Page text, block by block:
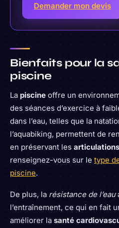
Demander mon devis
Bienfaits pour la
piscine
La piscine offre un
des séances d’exercice à
dans l’eau, telles que la
l’aquabiking, permettent de
en préservant les articulations
renseignez-vous sur le type
piscine.
De plus, la résistance de l’eau
l’entraînement, ce qui en fait
améliorer la santé